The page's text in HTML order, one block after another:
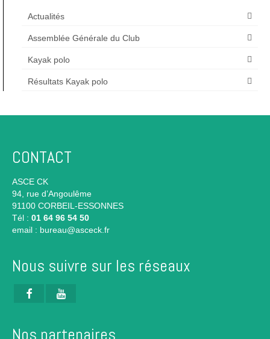
Actualités
Assemblée Générale du Club
Kayak polo
Résultats Kayak polo
CONTACT
ASCE CK
94, rue d’Angoulême
91100 CORBEIL-ESSONNES
Tél : 01 64 96 54 50
email : bureau@asceck.fr
Nous suivre sur les réseaux
Nos partenaires